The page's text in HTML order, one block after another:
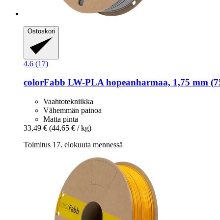
Ostoskori
4.6 (17)
colorFabb LW-​PLA hopeanharmaa, 1,75 mm
Vaahtotekniikka
Vähemmän painoa
Matta pinta
33,49 € (44,65 € / kg)
Toimitus 17. elokuuta mennessä